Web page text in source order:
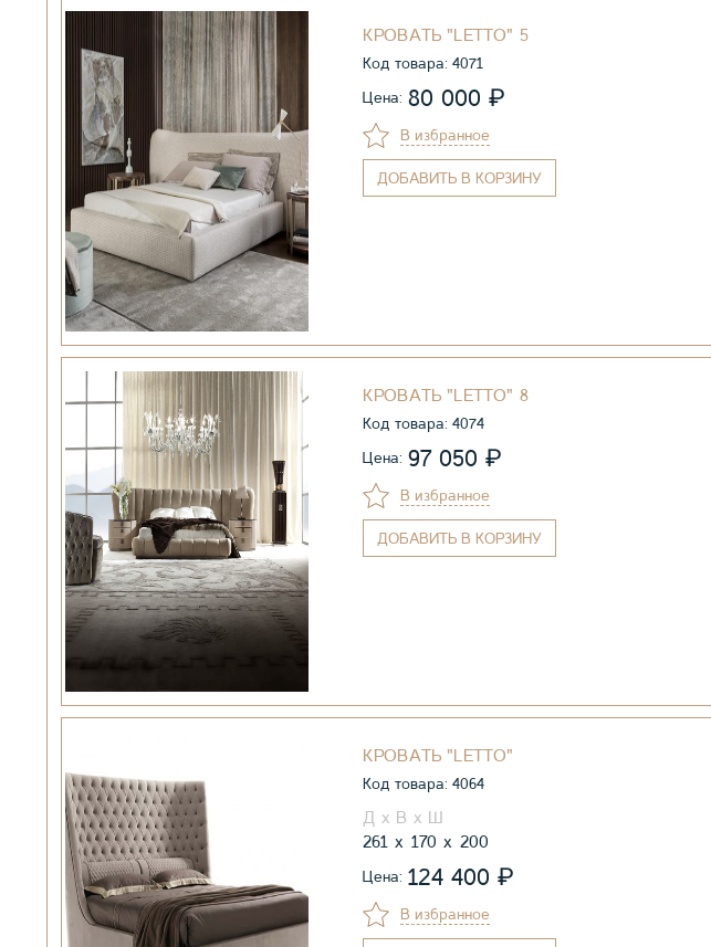
КРОВАТЬ "LETTO" 5
Код товара: 4071
Цена: 80 000 ₽
В избранное
ДОБАВИТЬ В КОРЗИНУ
КРОВАТЬ "LETTO" 8
Код товара: 4074
Цена: 97 050 ₽
В избранное
ДОБАВИТЬ В КОРЗИНУ
КРОВАТЬ "LETTO"
Код товара: 4064
261 170 200
Цена: 124 400 ₽
В избранное